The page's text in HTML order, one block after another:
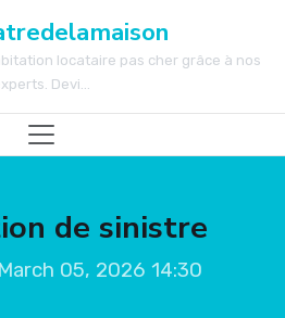
locataire pas cher grâce à nos
Devi...
de sinistre
05, 2026 14:30